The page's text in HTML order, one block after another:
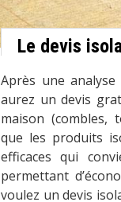
Le devis
Après une
aurez un devis
maison (combles,
que les produits
efficaces qui
permettant
voulez un devis